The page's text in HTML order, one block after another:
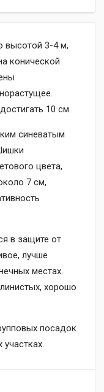
высотой 3-4 м,
конической
10 см.
синеватым
цвета,
7 см,
в защите от
лучше
местах.
хорошо
посадок